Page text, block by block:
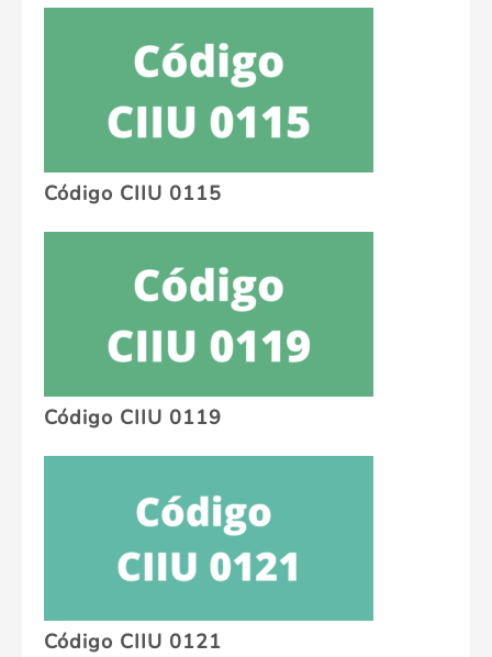
Código CIIU 0115
Código CIIU 0119
Código CIIU 0121